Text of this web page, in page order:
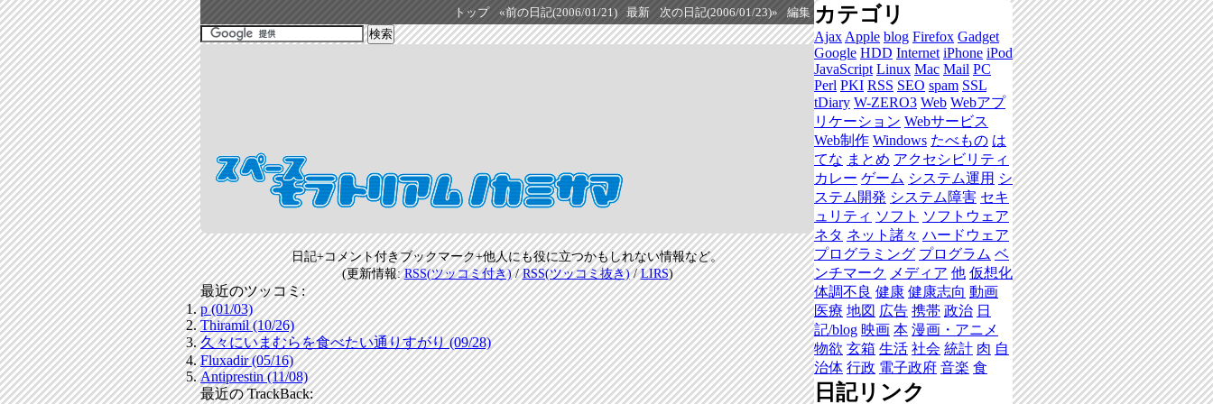
トップ «前の日記(2006/01/21) 最新 次の日記(2006/01/23)» 編集
日記+コメント付きブックマーク+他人にも役に立つかもしれない情報など。
(更新情報:RSS(ツッコミ付き)/RSS(ツッコミ抜き)/LIRS)
最近のツッコミ:
p (01/03)
Thiramil (10/26)
久々にいまむらを食べたい通りすがり (09/28)
Fluxadir (05/16)
Antiprestin (11/08)
最近の TrackBack:
カテゴリ
Ajax Apple blog Firefox Gadget
Google HDD Internet iPhone iPod
JavaScript Linux Mac Mail PC
Perl PKI RSS SEO spam SSL
tDiary W-ZERO3 Web Webアプ
リケーション Webサービス
Web制作 Windows たべもの は
てな まとめ アクセシビリティ
カレー ゲーム システム運用 シ
ステム開発 システム障害 セキ
ュリティ ソフト ソフトウェア
ネタ ネット諸々 ハードウェア
プログラミング プログラム ベ
ンチマーク メディア 他 仮想化
体調不良 健康 健康志向 動画
医療 地図 広告 携帯 政治 日
記/blog 映画 本 漫画・アニメ
物欲 玄箱 生活 社会 統計 肉 自
治体 行政 電子政府 音楽 食
日記リンク